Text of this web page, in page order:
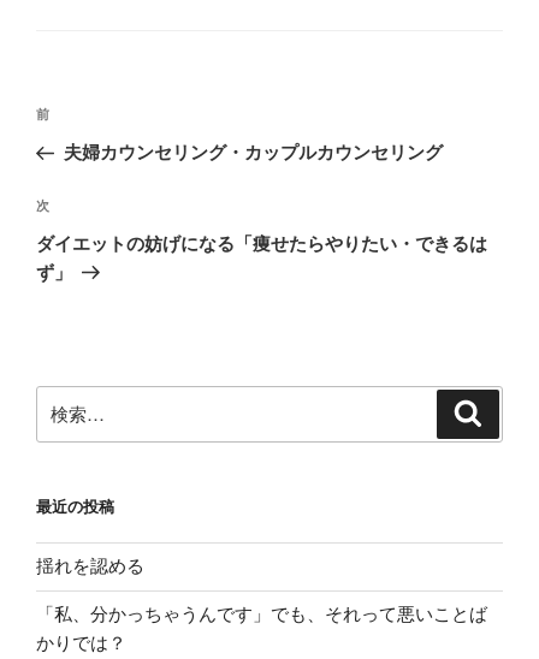
投
ナ
ビ
ゲ
ー
前
の
稿
前
夫婦カウンセリング・カップルカウンセリング
次
の
投
次
ダイエットの妨げになる「痩せたらやりたい・できるは
ず」
索:
最近の投稿
揺れを認める
「私、分かっちゃうんです」でも、それって悪いことば
かりでは？